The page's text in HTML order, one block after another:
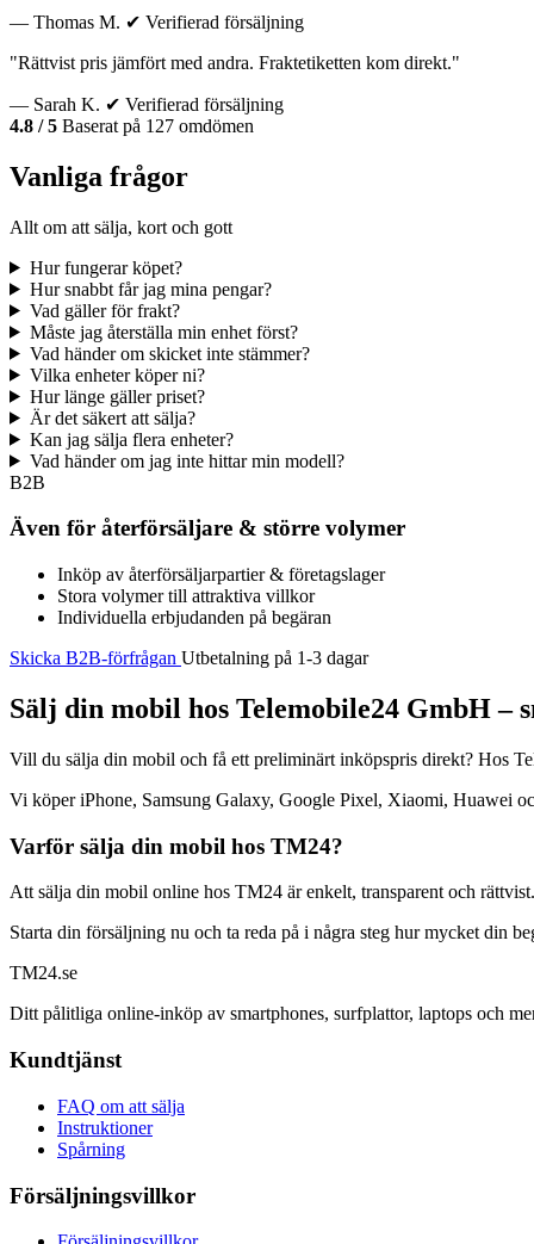
— Thomas M. ✔ Verifierad försäljning
"Rättvist pris jämfört med andra. Fraktetiketten kom direkt."
— Sarah K. ✔ Verifierad försäljning
4.8 / 5 Baserat på 127 omdömen
Vanliga frågor
Allt om att sälja, kort och gott
Hur fungerar köpet?
Hur snabbt får jag mina pengar?
Vad gäller för frakt?
Måste jag återställa min enhet först?
Vad händer om skicket inte stämmer?
Vilka enheter köper ni?
Hur länge gäller priset?
Är det säkert att sälja?
Kan jag sälja flera enheter?
Vad händer om jag inte hittar min modell?
B2B
Även för återförsäljare & större volymer
Inköp av återförsäljarpartier & företagslager
Stora volymer till attraktiva villkor
Individuella erbjudanden på begäran
Skicka B2B-förfrågan Utbetalning på 1-3 dagar
Sälj din mobil hos Telemobile24 GmbH –
Vill du sälja din mobil och få ett preliminärt inköpspris direkt? Hos
Vi köper iPhone, Samsung Galaxy, Google Pixel, Xiaomi, Huawei
Varför sälja din mobil hos TM24?
Att sälja din mobil online hos TM24 är enkelt, transparent och
Starta din försäljning nu och ta reda på i några steg hur mycket din
TM24.se
Ditt pålitliga online-inköp av smartphones, surfplattor, laptops och
Kundtjänst
FAQ om att sälja
Instruktioner
Spårning
Försäljningsvillkor